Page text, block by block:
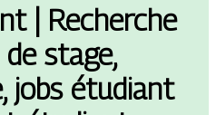
| Recherche
de stage,
jobs étudiant